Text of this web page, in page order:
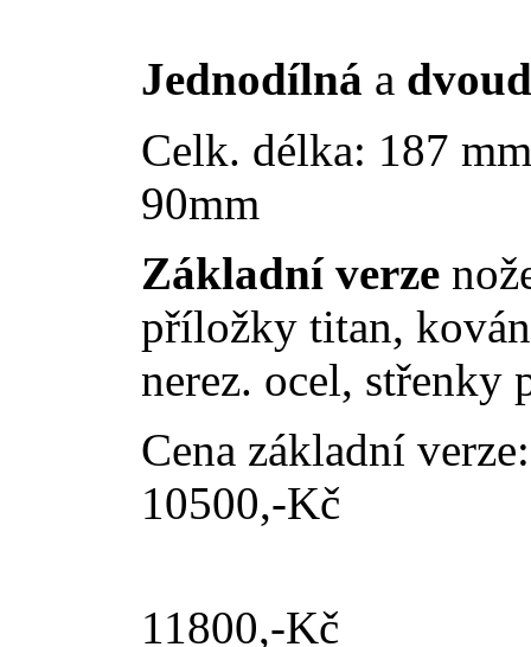
Jednodílná a
Celk. délka: 187
90mm
Základní verze
příložky titan,
nerez. ocel, střenky
Cena základní
10500,-Kč